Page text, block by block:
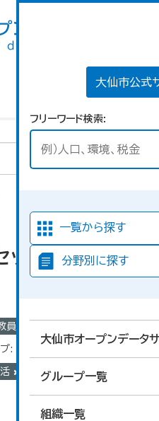
大仙市公式
フリーワード検索
一覧から探す
分野別に探す
大仙市オープンデータ
グループ一覧
組織一覧
ットが見つか
員数
: